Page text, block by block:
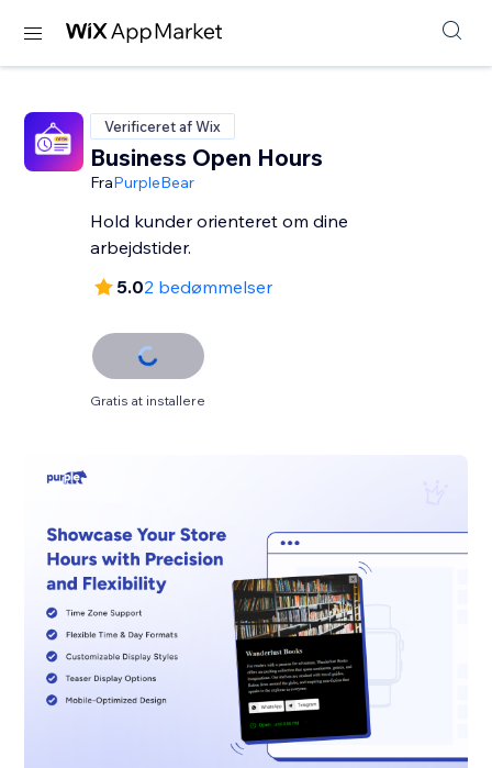
Verificeret af Wix
Business Open Hours
FraPurpleBear
Hold kunder orienteret om dine
arbejdstider.
5.02 bedømmelser
Gratis at installere